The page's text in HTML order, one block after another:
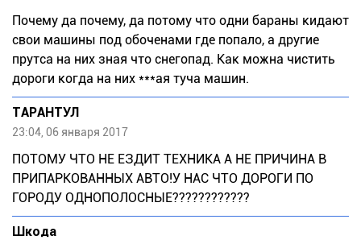
Почему да почему, да потому что одни бараны кидают
свои машины под обоченами где попало, а другие
прутса на них зная что снегопад. Как можна чистить
дороги когда на них ***ая туча машин.
ТАРАНТУЛ
23:04, 06 января 2017
ПОТОМУ ЧТО НЕ ЕЗДИТ ТЕХНИКА А НЕ ПРИЧИНА В
ПРИПАРКОВАННЫХ АВТО!У НАС ЧТО ДОРОГИ ПО
ГОРОДУ ОДНОПОЛОСНЫЕ????????????
Шкода